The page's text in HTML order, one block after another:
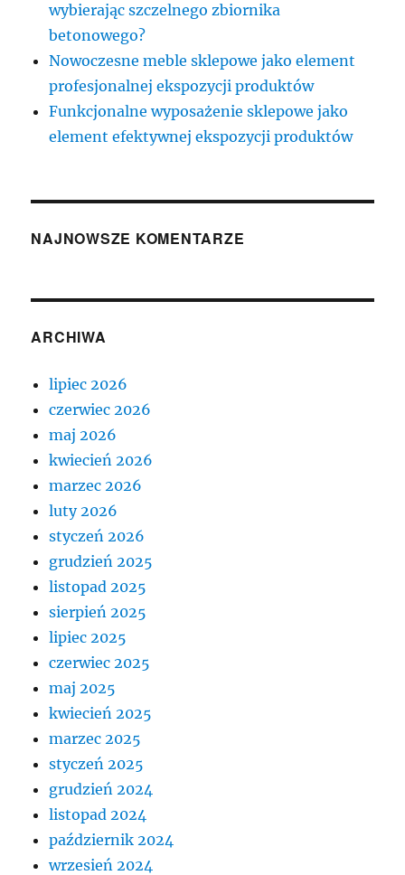
wybierając szczelnego zbiornika
betonowego?
Nowoczesne meble sklepowe jako element
profesjonalnej ekspozycji produktów
Funkcjonalne wyposażenie sklepowe jako
element efektywnej ekspozycji produktów
NAJNOWSZE KOMENTARZE
ARCHIWA
lipiec 2026
czerwiec 2026
maj 2026
kwiecień 2026
marzec 2026
luty 2026
styczeń 2026
grudzień 2025
listopad 2025
sierpień 2025
lipiec 2025
czerwiec 2025
maj 2025
kwiecień 2025
marzec 2025
styczeń 2025
grudzień 2024
listopad 2024
październik 2024
wrzesień 2024